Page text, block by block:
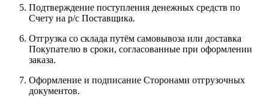
Подтверждение поступления денежных средств по
Счету на р/с Поставщика.
Отгрузка со склада путём самовывоза или доставка
Покупателю в сроки, согласованные при оформлении
заказа.
Оформление и подписание Сторонами отгрузочных
документов.